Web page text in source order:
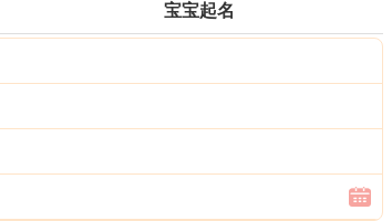
宝宝起名